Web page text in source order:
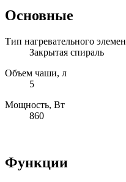
Основные
Тип нагревательного
Закрытая спираль
Объем чаши, л
5
Мощность, Вт
860
Функции